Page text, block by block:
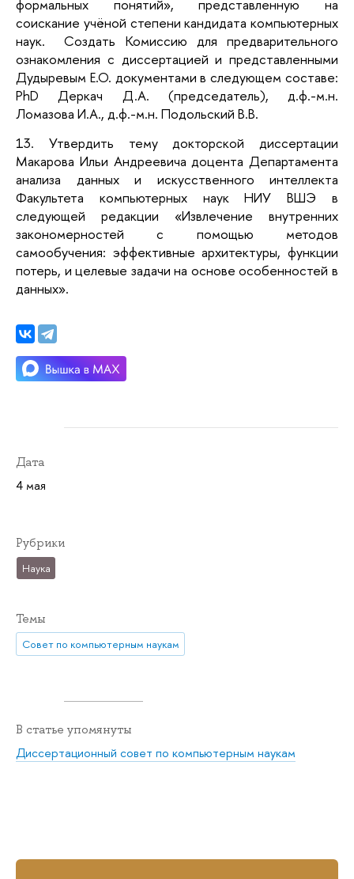
формальных понятий», представленную на
соискание учёной степени кандидата компьютерных
наук. Создать Комиссию для предварительного
ознакомления с диссертацией и представленными
Дудыревым Е.О. документами в следующем составе:
PhD Деркач Д.А. (председатель), д.ф.-м.н.
Ломазова И.А., д.ф.-м.н. Подольский В.В.
13. Утвердить тему докторской диссертации
Макарова Ильи Андреевича доцента Департамента
анализа данных и искусственного интеллекта
Факультета компьютерных наук НИУ ВШЭ в
следующей редакции «Извлечение внутренних
закономерностей с помощью методов
самообучения: эффективные архитектуры, функции
потерь, и целевые задачи на основе особенностей в
данных».
Дата
4 мая
Рубрики
Наука
Темы
Совет по компьютерным наукам
В статье упомянуты
Диссертационный совет по компьютерным наукам